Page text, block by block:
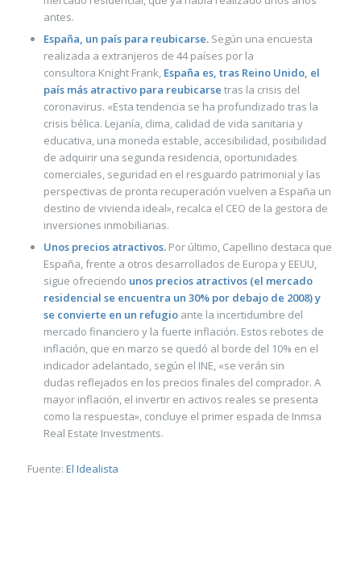
antes.
España, un país para reubicarse.Según una encuesta
realizada a extranjeros de 44 países por la
consultora Knight Frank, España es, tras Reino Unido, el
país más atractivo para reubicarse tras la crisis del
coronavirus. «Esta tendencia se ha profundizado tras la
crisis bélica. Lejanía, clima, calidad de vida sanitaria y
educativa, una moneda estable, accesibilidad, posibilidad
de adquirir una segunda residencia, oportunidades
comerciales, seguridad en el resguardo patrimonial y las
perspectivas de pronta recuperación vuelven a España un
destino de vivienda ideal», recalca el CEO de la gestora de
inversiones inmobiliarias.
Unos precios atractivos. Por último, Capellino destaca que
España, frente a otros desarrollados de Europa y EEUU,
sigue ofreciendo unos precios atractivos (el mercado
residencial se encuentra un 30% por debajo de 2008) y
se convierte en un refugioante la incertidumbre del
mercado financiero y la fuerte inflación. Estos rebotes de
inflación, que en marzo se quedó al borde del 10% en el
indicador adelantado, según el INE, «se verán sin
dudas reflejados en los precios finales del comprador. A
mayor inflación, el invertir en activos reales se presenta
como la respuesta», concluye el primer espada de Inmsa
Real Estate Investments.
Fuente: El Idealista